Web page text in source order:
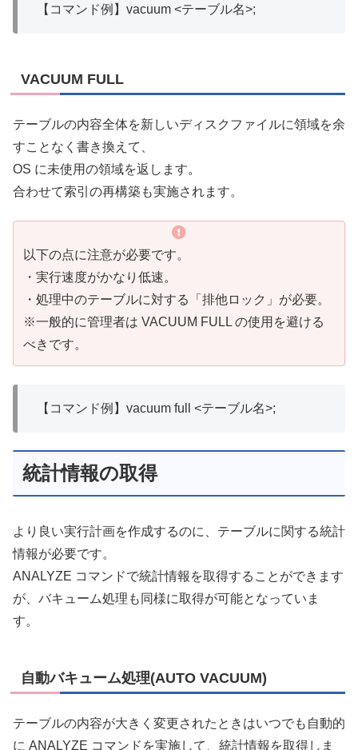
【コマンド例】vacuum <テーブル名>;
VACUUM FULL
テーブルの内容全体を新しいディスクファイルに領域を余
すことなく書き換えて、
OS に未使用の領域を返します。
合わせて索引の再構築も実施されます。
以下の点に注意が必要です。
・実行速度がかなり低速。
・処理中のテーブルに対する「排他ロック」が必要。
※一般的に管理者は VACUUM FULL の使用を避ける
べきです。
【コマンド例】vacuum full <テーブル名>;
統計情報の取得
より良い実行計画を作成するのに、テーブルに関する統計
情報が必要です。
ANALYZE コマンドで統計情報を取得することができます
が、バキューム処理も同様に取得が可能となっていま
す。
自動バキューム処理(AUTO VACUUM)
テーブルの内容が大きく変更されたときはいつでも自動的
に ANALYZE コマンドを実施して、統計情報を取得しま